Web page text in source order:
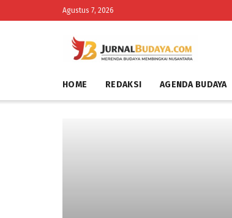
Agustus 7, 2026
HOME REDAKSI AGENDA BUDAYA